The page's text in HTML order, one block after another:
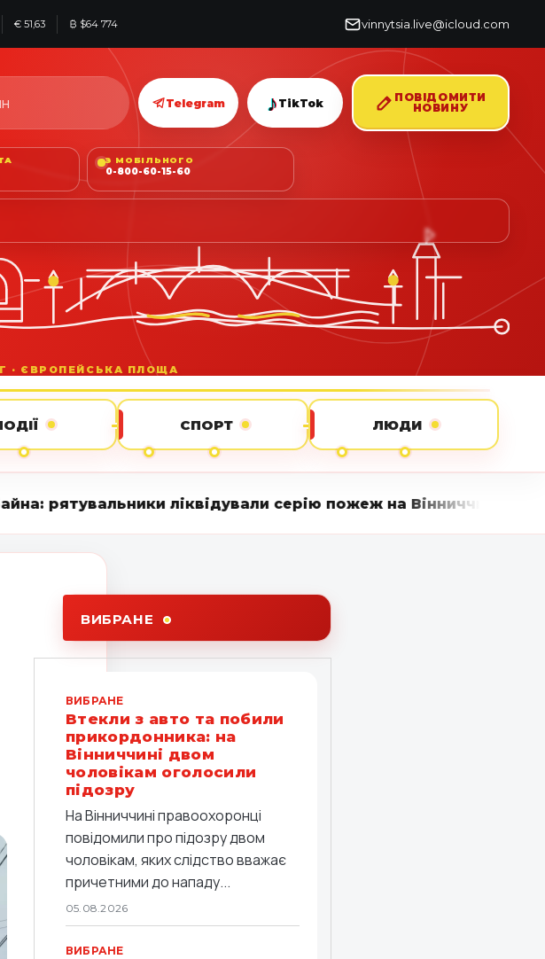
€ 51,63 ₿ $64 774 vinnytsia.live@icloud.com
Telegram ♪ TikTok
ПОВІДОМИТИ
НОВИНУ
З МОБІЛЬНОГО
0-800-60-15-60
СПОРТ ЛЮДИ
ліквідували серію пожеж на Вінниччині • Вінниця
ВИБРАНЕ
ВИБРАНЕ
Втекли з авто та побили
прикордонника: на
Вінниччині двом
чоловікам оголосили
підозру
На Вінниччині правоохоронці
повідомили про підозру двом
чоловікам, яких слідство вважає
причетними до нападу...
05.08.2026
ВИБРАНЕ